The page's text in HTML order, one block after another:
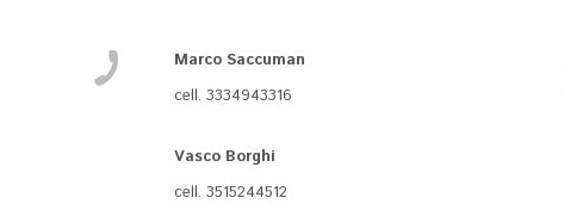
Marco Saccuman
cell. 3334943316
Vasco Borghi
cell. 3515244512